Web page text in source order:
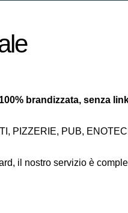
brandizzata, senza
PIZZERIE, PUB,
il nostro servizio è